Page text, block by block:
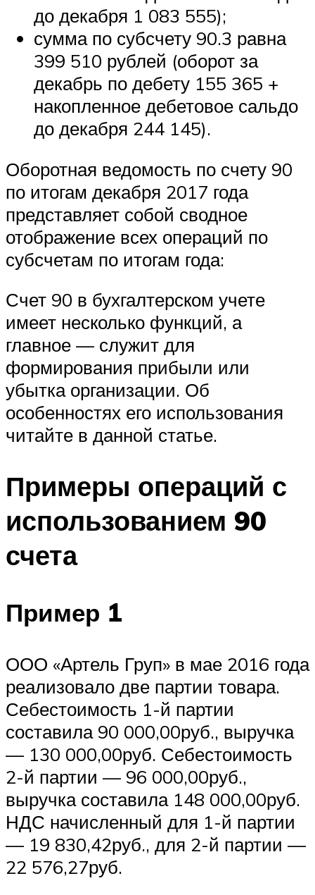
до декабря 1 083 555);
сумма по субсчету 90.3 равна
399 510 рублей (оборот за
декабрь по дебету 155 365 +
накопленное дебетовое сальдо
до декабря 244 145).
Оборотная ведомость по счету 90
по итогам декабря 2017 года
представляет собой сводное
отображение всех операций по
субсчетам по итогам года:
Счет 90 в бухгалтерском учете
имеет несколько функций, а
главное — служит для
формирования прибыли или
убытка организации. Об
особенностях его использования
читайте в данной статье.
Примеры операций с
использованием 90
счета
Пример 1
ООО «Артель Груп» в мае 2016 года
реализовало две партии товара.
Себестоимость 1-й партии
составила 90 000,00руб., выручка
— 130 000,00руб. Себестоимость
2-й партии — 96 000,00руб.,
выручка составила 148 000,00руб.
НДС начисленный для 1-й партии
— 19 830,42руб., для 2-й партии —
22 576,27руб.